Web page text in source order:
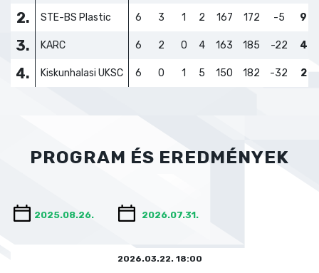
2. STE-BS Plastic 6 3 1 2 167 172 -5 9
3. KARC 6 2 0 4 163 185 -22 4
4. Kiskunhalasi UKSC 6 0 1 5 150 182 -32 2
PROGRAM ÉS EREDMÉNYEK
2026.03.22. 18:00